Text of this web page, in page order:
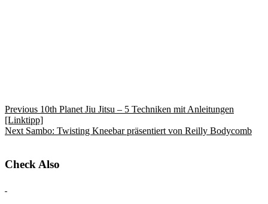
Previous 10th Planet Jiu Jitsu – 5 Techniken mit Anleitungen
[Linktipp]
Next Sambo: Twisting Kneebar präsentiert von Reilly Bodycomb
Check Also